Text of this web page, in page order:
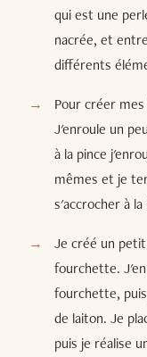
qui est une
nacrée, et
différents
Pour créer
J'enroule un
à la pince
mêmes et je
s'accrocher à la
Je créé un
fourchette.
fourchette,
de laiton. Je
puis je réalise